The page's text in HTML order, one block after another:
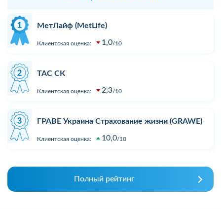
МетЛайф (MetLife)
Клиентская оценка: 1,0 10
ТАС СК
Клиентская оценка: 2,3 10
ГРАВЕ Украина Страхование жизни (GRAWE)
Клиентская оценка: 10,0 10
Полный рейтинг